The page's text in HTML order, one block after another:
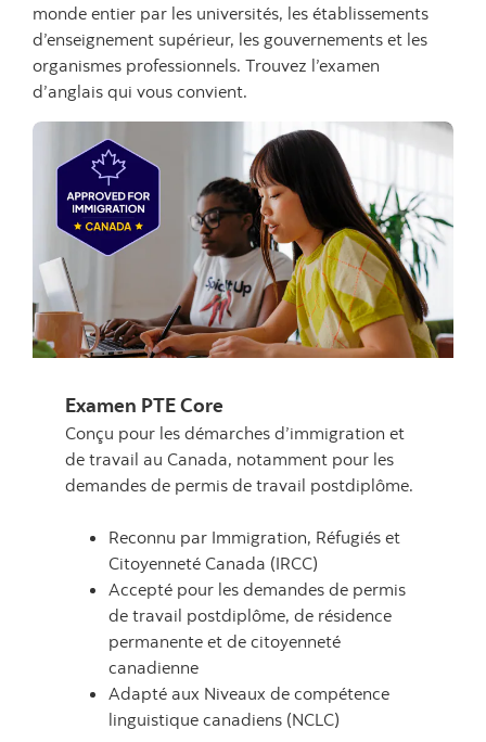
monde entier par les universités, les établissements
d’enseignement supérieur, les gouvernements et les
organismes professionnels. Trouvez l’examen
d’anglais qui vous convient.
Examen PTE Core
Conçu pour les démarches d’immigration et
de travail au Canada, notamment pour les
demandes de permis de travail postdiplôme.
Reconnu par Immigration, Réfugiés et
Citoyenneté Canada (IRCC)
Accepté pour les demandes de permis
de travail postdiplôme, de résidence
permanente et de citoyenneté
canadienne
Adapté aux Niveaux de compétence
linguistique canadiens (NCLC)